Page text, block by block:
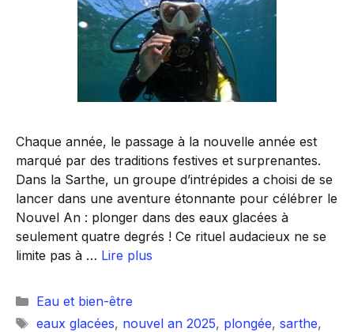
Chaque année, le passage à la nouvelle année est
marqué par des traditions festives et surprenantes.
Dans la Sarthe, un groupe d’intrépides a choisi de se
lancer dans une aventure étonnante pour célébrer le
Nouvel An : plonger dans des eaux glacées à
seulement quatre degrés ! Ce rituel audacieux ne se
limite pas à … Lire plus
Catégories
Eau et bien-être
Étiquettes
eaux glacées, nouvel an 2025, plongée, sarthe,